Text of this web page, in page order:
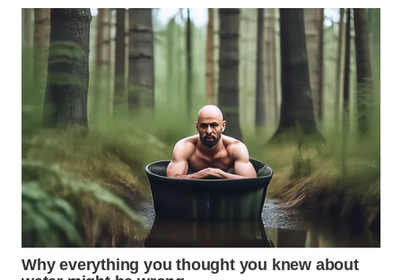
WN
KEPULAUAN
SERIBU
TANGERANG
WN
BINJAI
WN
CIREBON